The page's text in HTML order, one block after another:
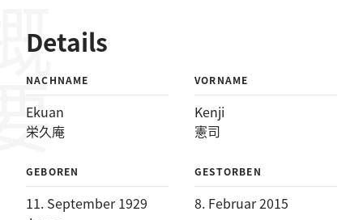
Details
NACHNAME
Ekuan
栄久庵
VORNAME
Kenji
憲司
GEBOREN
11. September 1929
GESTORBEN
8. Februar 2015